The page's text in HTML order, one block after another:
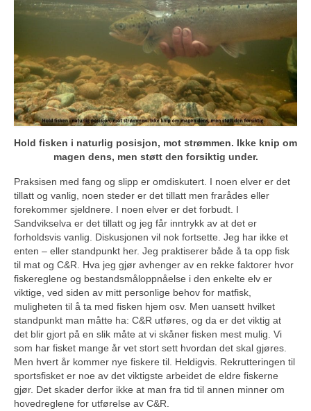
Hold fisken i naturlig posisjon, mot strømmen. Ikke knip om
magen dens, men støtt den forsiktig under.
Praksisen med fang og slipp er omdiskutert. I noen elver er det
tillatt og vanlig, noen steder er det tillatt men frarådes eller
forekommer sjeldnere. I noen elver er det forbudt. I
Sandvikselva er det tillatt og jeg får inntrykk av at det er
forholdsvis vanlig. Diskusjonen vil nok fortsette. Jeg har ikke et
enten – eller standpunkt her. Jeg praktiserer både å ta opp fisk
til mat og C&R. Hva jeg gjør avhenger av en rekke faktorer hvor
fiskereglene og bestandsmåloppnåelse i den enkelte elv er
viktige, ved siden av mitt personlige behov for matfisk,
muligheten til å ta med fisken hjem osv. Men uansett hvilket
standpunkt man måtte ha: C&R utføres, og da er det viktig at
det blir gjort på en slik måte at vi skåner fisken mest mulig. Vi
som har fisket mange år vet stort sett hvordan det skal gjøres.
Men hvert år kommer nye fiskere til. Heldigvis. Rekrutteringen til
sportsfisket er noe av det viktigste arbeidet de eldre fiskerne
gjør. Det skader derfor ikke at man fra tid til annen minner om
hovedreglene for utførelse av C&R.